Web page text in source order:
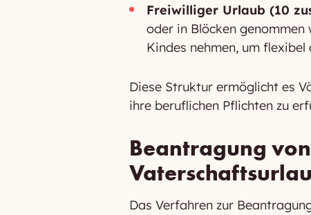
Freiwilliger Urlaub (10
oder in Blöcken genommen
Kindes nehmen, um
Diese Struktur ermöglicht es
ihre beruflichen Pflichten zu
Beantragung
Das Verfahren zur